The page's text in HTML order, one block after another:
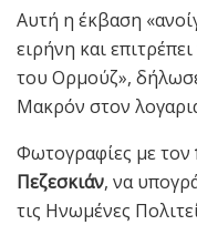
Αυτή η έκβαση
ειρήνη και
του Ορμούζ»,
Μακρόν στον
Φωτογραφίες με τον
Πεζεσκιάν, να
τις Ηνωμένες